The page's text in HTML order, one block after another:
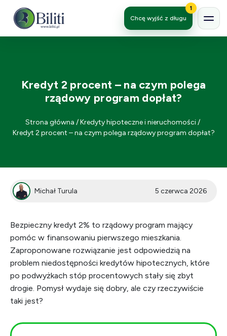
Chcę wyjść z długu
1
Kredyt 2 procent – na czym polega
rządowy program dopłat?
Strona główna /Kredyty hipoteczne i nieruchomości/
Kredyt 2 procent – na czym polega rządowy program dopłat?
Michał Turula 5 czerwca 2026
Bezpieczny kredyt 2% to rządowy program mający
pomóc w finansowaniu pierwszego mieszkania.
Zaproponowane rozwiązanie jest odpowiedzią na
problem niedostępności kredytów hipotecznych, które
po podwyżkach stóp procentowych stały się zbyt
drogie. Pomysł wydaje się dobry, ale czy rzeczywiście
taki jest?